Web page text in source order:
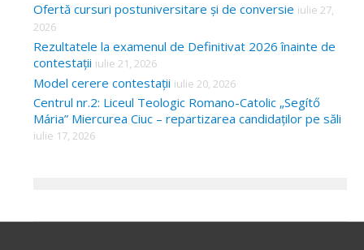
Ofertă cursuri postuniversitare și de conversie iulie 27,
2026
Rezultatele la examenul de Definitivat 2026 înainte de
contestații iulie 21, 2026
Model cerere contestații iulie 20, 2026
Centrul nr.2: Liceul Teologic Romano-Catolic „Segítő
Mária” Miercurea Ciuc – repartizarea candidaților pe săli
iulie 17, 2026